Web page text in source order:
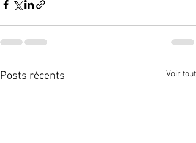
Posts récents Voir tout